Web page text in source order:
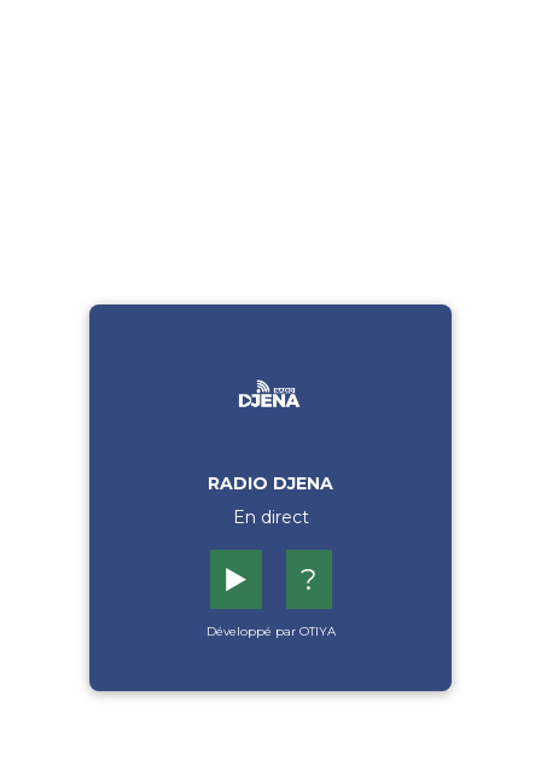
RADIO DJENA
En direct
▶️ ?
Développé par OTIYA